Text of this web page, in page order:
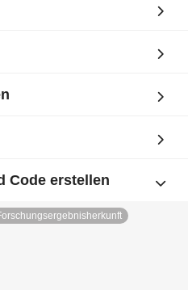
Code erstellen